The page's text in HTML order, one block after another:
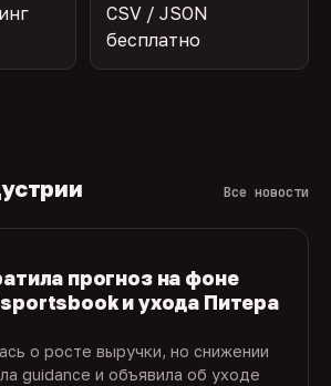
CSV / JSON
бесплатно
Все новости
прогноз на фоне
sportsbook и ухода Питера
о росте выручки, но снижении
guidance и объявила об уходе